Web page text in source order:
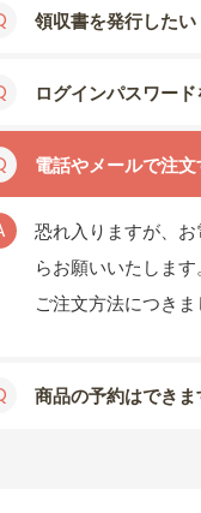
領収書を発行したい
ログインパスワー
電話やメールで注
恐れ入りますが、
らお願いいたします。
ご注文方法につき
商品の予約はできま